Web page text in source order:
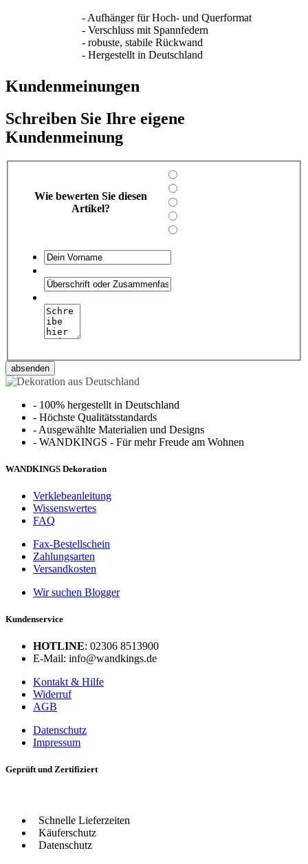
- Aufhänger für Hoch- und Querformat
- Verschluss mit Spannfedern
- robuste, stabile Rückwand
- Hergestellt in Deutschland
Kundenmeinungen
Schreiben Sie Ihre eigene
Kundenmeinung
Wie bewerten Sie diesen
Artikel?
absenden
- 100% hergestellt in Deutschland
- Höchste Qualitätsstandards
- Ausgewählte Materialien und Designs
- WANDKINGS - Für mehr Freude am Wohnen
WANDKINGS Dekoration
Verklebeanleitung
Wissenswertes
FAQ
Fax-Bestellschein
Zahlungsarten
Versandkosten
Wir suchen Blogger
Kundenservice
HOTLINE: 02306 8513900
E-Mail: info@wandkings.de
Kontakt & Hilfe
Widerruf
AGB
Datenschutz
Impressum
Geprüft und Zertifiziert
Schnelle Lieferzeiten
Käuferschutz
Datenschutz